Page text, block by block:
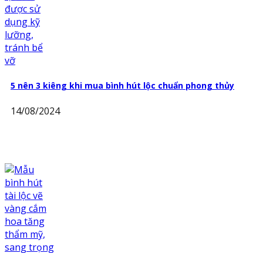
5 nên 3 kiêng khi mua bình hút lộc chuẩn phong thủy
14/08/2024